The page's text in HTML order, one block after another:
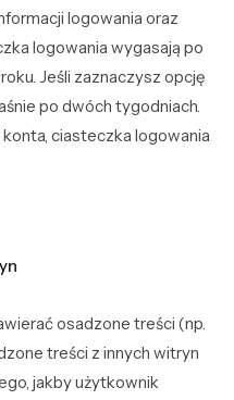
logowania oraz
logowania wygasają po
Jeśli zaznaczysz opcję
po dwóch tygodniach.
ciasteczka logowania
osadzone treści (np.
treści z innych witryn
jakby użytkownik